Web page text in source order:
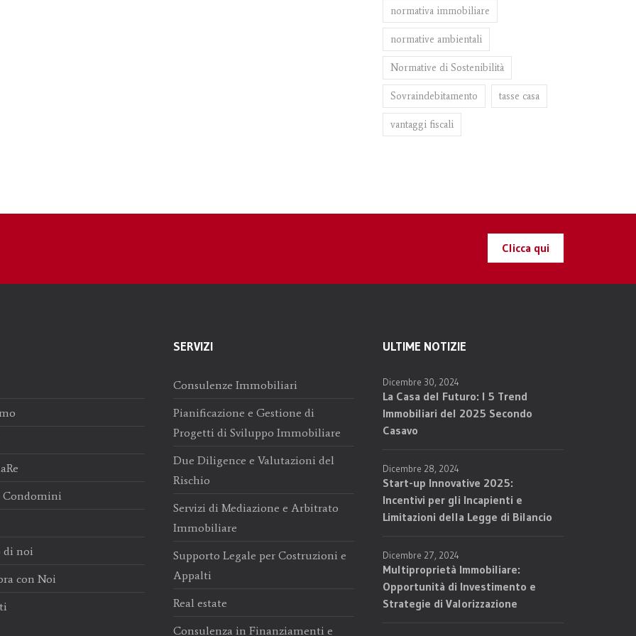
normativa immobiliare
normative ambientali
Normative di Sostenibilità
Sovraindebitamento tasse casa
vantaggi fiscali
Clicca qui
Condomini
di noi
con Noi
SERVIZI
Consulenze Immobiliari
Pianificazione e Gestione di
Progetti di Sviluppo Immobiliare
Due Diligence e Valutazioni del
Rischio
Servizi di Mediazione e Arbitrato
Immobiliare
Supporto Legale per Costruzioni e
Appalti
Real estate
Consulenza in Finanziamenti e
ULTIME NOTIZIE
Dicembre 30, 2024
La Casa del Futuro: I 5 Trend
Immobiliari del 2025 Secondo
Casavo
Dicembre 28, 2024
Start-up Innovative 2025:
Incentivi per gli Incapienti e
Limitazioni della Legge di Bilancio
Dicembre 27, 2024
Multiproprietà Immobiliare:
Opportunità di Investimento e
Strategie di Valorizzazione